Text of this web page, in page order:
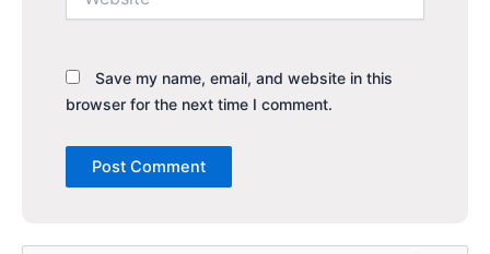
Save my name, email, and website in this
browser for the next time I comment.